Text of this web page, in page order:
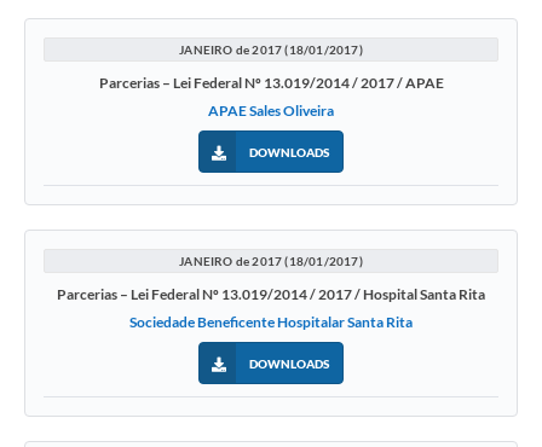
JANEIRO de 2017 (18/01/2017)
Parcerias – Lei Federal Nº 13.019/2014 / 2017 / APAE
APAE Sales Oliveira
DOWNLOADS
JANEIRO de 2017 (18/01/2017)
Parcerias – Lei Federal Nº 13.019/2014 / 2017 / Hospital Santa Rita
Sociedade Beneficente Hospitalar Santa Rita
DOWNLOADS